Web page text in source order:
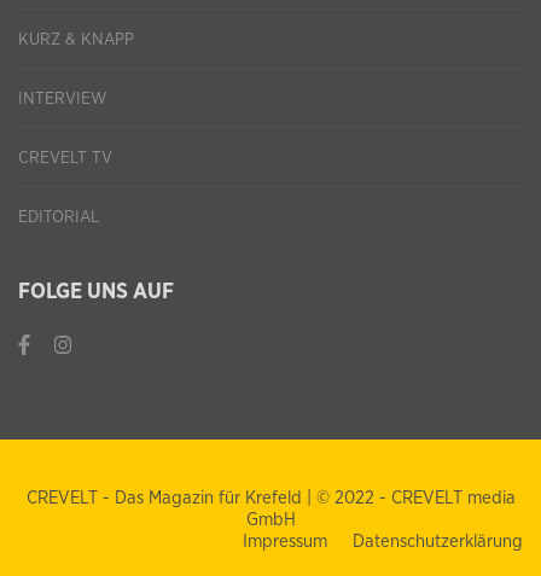
KURZ & KNAPP
INTERVIEW
CREVELT TV
EDITORIAL
FOLGE UNS AUF
CREVELT - Das Magazin für Krefeld | © 2022 - CREVELT media
GmbH
Impressum
Datenschutzerklärung